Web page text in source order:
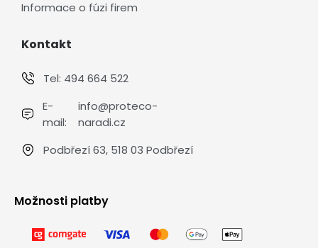
Informace o fúzi firem
Kontakt
Tel: 494 664 522
E-
mail:
info@proteco-
naradi.cz
Podbřezí 63, 518 03 Podbřezí
Možnosti platby